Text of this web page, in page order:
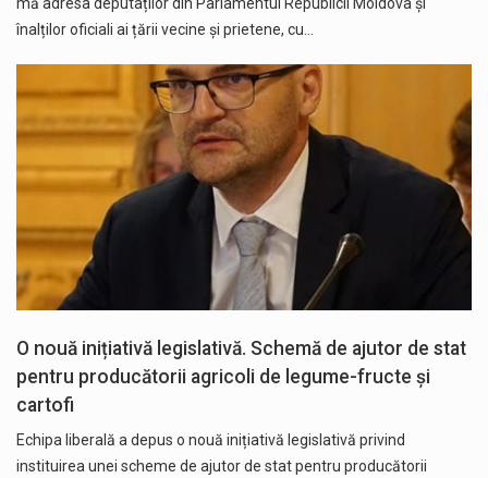
mă adresa deputaților din Parlamentul Republicii Moldova și
înalților oficiali ai țării vecine și prietene, cu…
O nouă inițiativă legislativă. Schemă de ajutor de stat
pentru producătorii agricoli de legume-fructe și
cartofi
Echipa liberală a depus o nouă inițiativă legislativă privind
instituirea unei scheme de ajutor de stat pentru producătorii